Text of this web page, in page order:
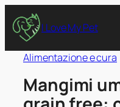
I Love My Pet
Alimentazione e cura
Mangimi